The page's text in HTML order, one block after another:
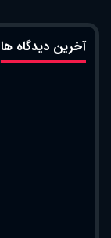
آخرین دیدگاه ها